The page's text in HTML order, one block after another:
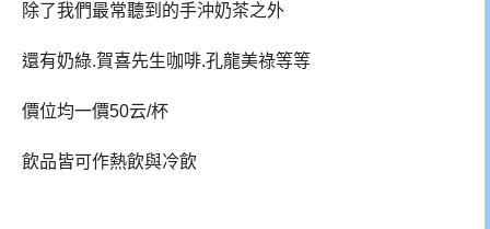
除了我們最常聽到的手沖奶茶之外
還有奶綠.賀喜先生咖啡.孔龍美祿等等
價位均一價50云/杯
飲品皆可作熱飲與冷飲